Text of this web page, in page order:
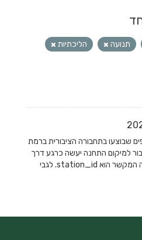
תנועה
הליכתיות
שבוצעו בתחבורה הציבורית ברמת
למיקום התחנה יעשה כרגע דרך
טבלת stops ב-GTFS והשדה המקשר הוא station_id. לגבי